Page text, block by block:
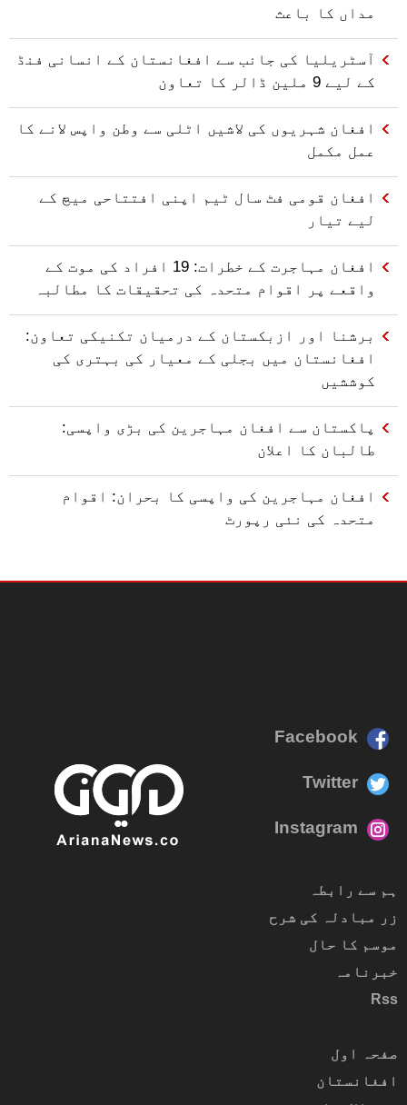
مداں کا باعث
آسٹریلیا کی جانب سے افغانستان کے انسانی فنڈ
کے لیے 9 ملین ڈالر کا تعاون
افغان شہریوں کی لاشیں اٹلی سے وطن واپس لانے کا
عمل مکمل
افغان قومی فٹ سال ٹیم اپنی افتتاحی میچ کے
لیے تیار
افغان مہاجرت کے خطرات: 19 افراد کی موت کے
واقعے پر اقوام متحدہ کی تحقیقات کا مطالبہ
برشنا اور ازبکستان کے درمیان تکنیکی تعاون:
افغانستان میں بجلی کے معیار کی بہتری کی
کوششیں
پاکستان سے افغان مہاجرین کی بڑی واپسی:
طالبان کا اعلان
افغان مہاجرین کی واپسی کا بحران: اقوام
متحدہ کی نئی رپورٹ
Facebook
Twitter
Instagram
ہم سے رابطہ
زر مبادلہ کی شرح
موسم کا حال
خبرنامہ
Rss
صفحہ اول
افغانستان